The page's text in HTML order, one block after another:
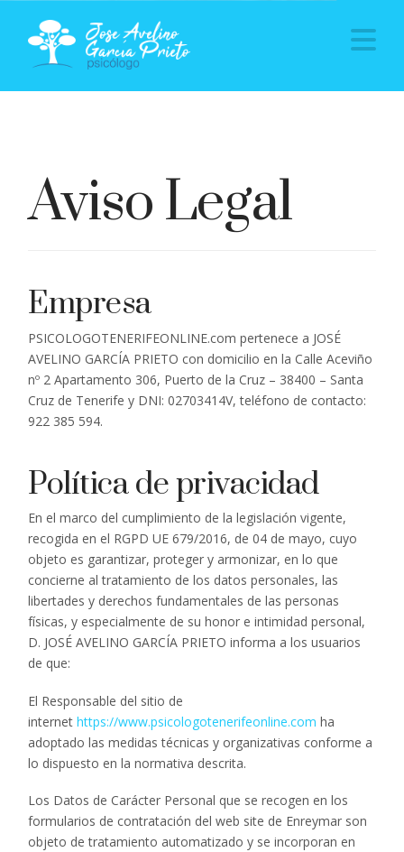
Aviso Legal
Empresa
PSICOLOGOTENERIFEONLINE.com pertenece a JOSÉ
AVELINO GARCÍA PRIETO con domicilio en la Calle Aceviño
nº 2 Apartamento 306, Puerto de la Cruz – 38400 – Santa
Cruz de Tenerife y DNI: 02703414V, teléfono de contacto:
922 385 594.
Política de privacidad
En el marco del cumplimiento de la legislación vigente,
recogida en el RGPD UE 679/2016, de 04 de mayo, cuyo
objeto es garantizar, proteger y armonizar, en lo que
concierne al tratamiento de los datos personales, las
libertades y derechos fundamentales de las personas
físicas, y especialmente de su honor e intimidad personal,
D. JOSÉ AVELINO GARCÍA PRIETO informa a los usuarios
de que:
El Responsable del sitio de
internethttps://www.psicologotenerifeonline.com ha
adoptado las medidas técnicas y organizativas conforme a
lo dispuesto en la normativa descrita.
Los Datos de Carácter Personal que se recogen en los
formularios de contratación del web site de Enreymar son
objeto de tratamiento automatizado y se incorporan en